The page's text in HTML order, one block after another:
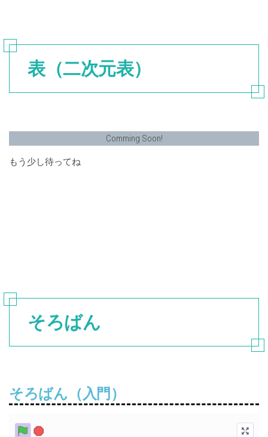
表（二次元表）
Comming Soon!
もう少し待ってね
そろばん
そろばん（入門）